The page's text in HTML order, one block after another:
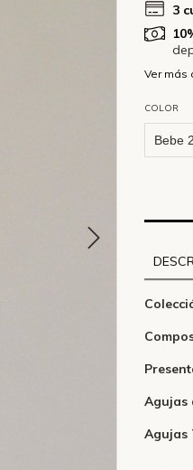
3
Ver más
COLOR
Agujas
Agujas